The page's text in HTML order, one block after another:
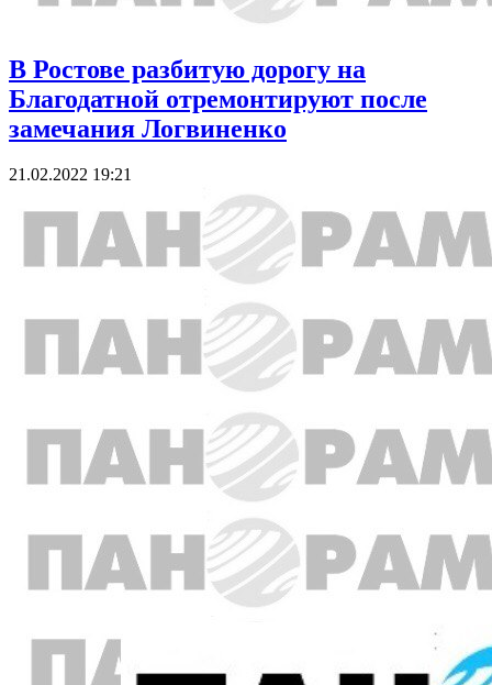
В Ростове разбитую дорогу на
Благодатной отремонтируют после
замечания Логвиненко
21.02.2022 19:21